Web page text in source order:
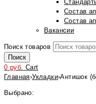
Состав
Состав
Вакансии
Поиск товаров
Поиск
0 руб. Cart
Главная›Укладки›Антишок
Выбрано: